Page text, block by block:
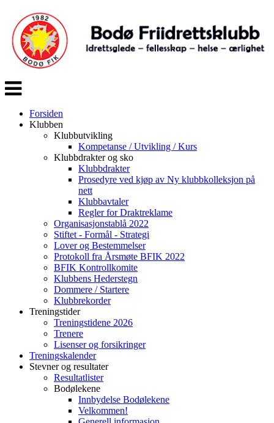
Veksle
navigasjon
Forsiden
Klubben
Klubbutvikling
Kompetanse / Utvikling / Kurs
Klubbdrakter og sko
Klubbdrakter
Prosedyre ved kjøp av Ny klubbkolleksjon på
nett
Klubbavtaler
Regler for Draktreklame
Organisasjonstablå 2022
Stiftet - Formål - Strategi
Lover og Bestemmelser
Protokoll fra Årsmøte BFIK 2022
BFIK Kontrollkomite
Klubbens Hederstegn
Dommere / Startere
Klubbrekorder
Treningstider
Treningstidene 2026
Trenere
Lisenser og forsikringer
Treningskalender
Stevner og resultater
Resultatlister
Bodølekene
Innbydelse Bodølekene
Velkommen!